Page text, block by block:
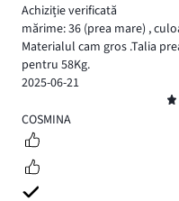
Achiziție verificată
mărime: 36 (prea mare) ,
Materialul cam gros .Talia
pentru 58Kg.
2025-06-21
5
COSMINA